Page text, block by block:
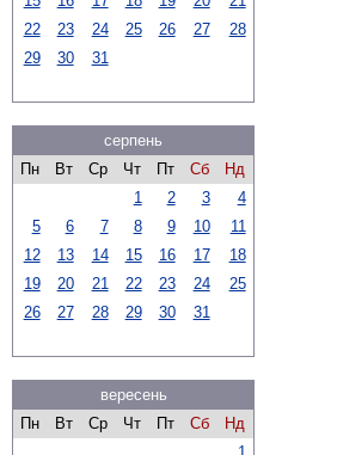
22
23 24 25 26 27
28
29
30 31
серпень
Пн
Вт Ср Чт Пт Сб
Нд
1
2 3
4
5
6 7 8 9 10
11
12
13 14 15 16 17
18
19
20 21 22 23 24
25
26
27 28 29 30 31
вересень
Пн
Вт Ср Чт Пт Сб
Нд